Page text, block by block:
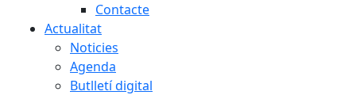
Contacte
Actualitat
Noticies
Agenda
Butlletí digital